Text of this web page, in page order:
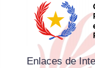
Enlaces de